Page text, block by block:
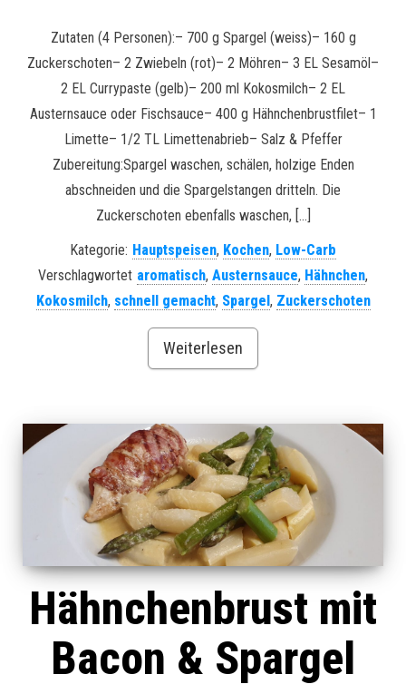
Zutaten (4 Personen):– 700 g Spargel (weiss)– 160 g
Zuckerschoten– 2 Zwiebeln (rot)– 2 Möhren– 3 EL Sesamöl–
2 EL Currypaste (gelb)– 200 ml Kokosmilch– 2 EL
Austernsauce oder Fischsauce– 400 g Hähnchenbrustfilet– 1
Limette– 1/2 TL Limettenabrieb– Salz & Pfeffer
Zubereitung:Spargel waschen, schälen, holzige Enden
abschneiden und die Spargelstangen dritteln. Die
Zuckerschoten ebenfalls waschen, […]
Kategorie: Hauptspeisen, Kochen, Low-Carb
Verschlagwortet aromatisch, Austernsauce, Hähnchen,
Kokosmilch, schnell gemacht, Spargel , Zuckerschoten
Weiterlesen
Hähnchenbrust mit
Bacon & Spargel